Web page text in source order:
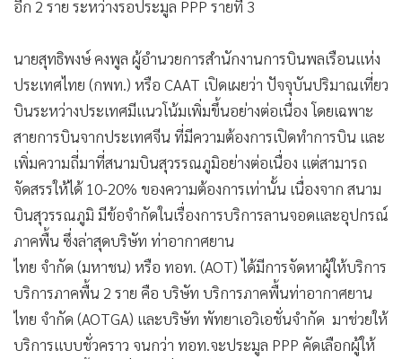
• เกม
• SMEs
•
อินโดจีน
กองทุนรวม
• Celeb Online
• Factcheck
• ญี่ปุ่น
• News1
• Gotomanager
อีก 2 ราย ระหว่างรอประมูล PPP รายที่ 3
นายสุทธิพงษ์ คงพูล ผู้อำนวยการสำนักงานการบินพลเรือนแห่ง
ประเทศไทย (กพท.) หรือ CAAT เปิดเผยว่า ปัจจุบันปริมาณเที่ยว
บินระหว่างประเทศมีแนวโน้มเพิ่มขึ้นอย่างต่อเนื่อง โดยเฉพาะ
สายการบินจากประเทศจีน ที่มีความต้องการเปิดทำการบิน และ
เพิ่มความถี่มาที่สนามบินสุวรรณภูมิอย่างต่อเนื่อง แต่สามารถ
จัดสรรให้ได้ 10-20% ของความต้องการเท่านั้น เนื่องจาก สนาม
บินสุวรรณภูมิ มีข้อจำกัดในเรื่องการบริการลานจอดและอุปกรณ์
ภาคพื้น ซึ่งล่าสุดบริษัท ท่าอากาศยาน
ไทย จำกัด (มหาชน) หรือ ทอท. (AOT) ได้มีการจัดหาผู้ให้บริการ
บริการภาคพื้น 2 ราย คือ บริษัท บริการภาคพื้นท่าอากาศยาน
ไทย จำกัด (AOTGA) และบริษัท พัทยาเอวิเอชั่นจำกัด มาช่วยให้
บริการแบบชั่วคราว จนกว่า ทอท.จะประมูล PPP คัดเลือกผู้ให้